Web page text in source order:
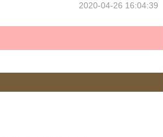
2020-04-26 16:04:39